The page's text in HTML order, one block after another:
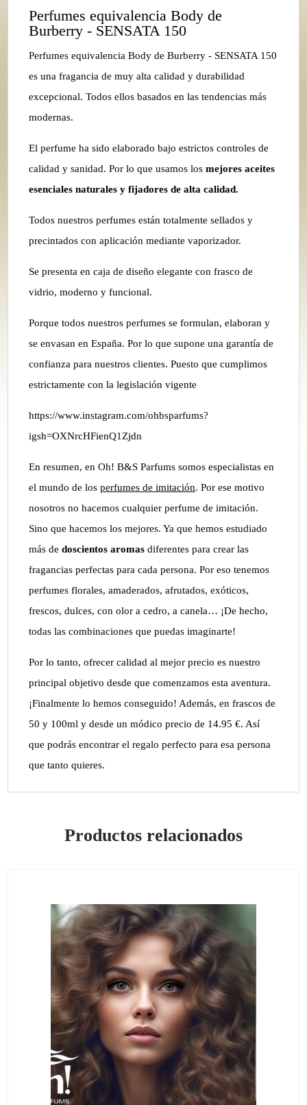
Perfumes equivalencia Body de
Burberry - SENSATA 150
Perfumes equivalencia Body de Burberry - SENSATA 150
es una fragancia de muy alta calidad y durabilidad
excepcional. Todos ellos basados en las tendencias más
modernas.
El perfume ha sido elaborado bajo estrictos controles de
calidad y sanidad. Por lo que usamos losmejores aceites
esenciales naturales y fijadores de alta calidad.
Todos nuestros perfumes están totalmente sellados y
precintados con aplicación mediante vaporizador.
Se presenta en caja de diseño elegante con frasco de
vidrio, moderno y funcional.
Porque todos nuestros perfumes se formulan, elaboran y
se envasan en España. Por lo que supone una garantía de
confianza para nuestros clientes. Puesto que cumplimos
estrictamente con la legislación vigente
https://www.instagram.com/ohbsparfums?
igsh=OXNrcHFienQ1Zjdn
En resumen, en Oh! B&S Parfums somos especialistas en
el mundo de losperfumes de imitación. Por ese motivo
nosotros no hacemos cualquier perfume de imitación.
Sino que hacemos los mejores. Ya que hemos estudiado
más dedoscientos aromas diferentes para crear las
fragancias perfectas para cada persona. Por eso tenemos
perfumes florales, amaderados, afrutados, exóticos,
frescos, dulces, con olor a cedro, a canela… ¡De hecho,
todas las combinaciones que puedas imaginarte!
Por lo tanto, ofrecer calidad al mejor precio es nuestro
principal objetivo desde que comenzamos esta aventura.
¡Finalmente lo hemos conseguido! Además, en frascos de
50 y 100ml y desde un módico precio de 14.95 €. Así
que podrás encontrar el regalo perfecto para esa persona
que tanto quieres.
Productos relacionados